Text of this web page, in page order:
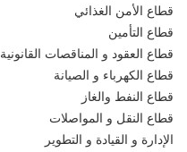
قطاع الأمن الغذائي
قطاع التأمين
قطاع العقود و المناقصات القانونية
قطاع الكهرباء و الصيانة
قطاع النفط والغاز
قطاع النقل و المواصلات
الإدارة و القيادة و التطوير